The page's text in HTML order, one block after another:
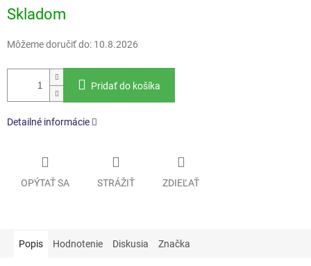
cena:
Skladom
Môžeme doručiť do: 10.8.2026
Pridať do košíka
Detailné informácie
OPÝTAŤ SA STRÁŽIŤ ZDIEĽAŤ
Popis Hodnotenie Diskusia Značka